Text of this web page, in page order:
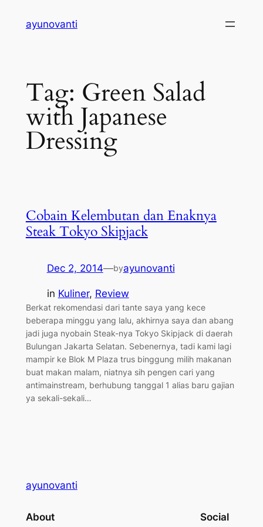
ayunovanti
Tag: Green Salad
with Japanese
Dressing
Cobain Kelembutan dan Enaknya
Steak Tokyo Skipjack
Dec 2, 2014—byayunovanti
in Kuliner, Review
Berkat rekomendasi dari tante saya yang kece
beberapa minggu yang lalu, akhirnya saya dan abang
jadi juga nyobain Steak-nya Tokyo Skipjack di daerah
Bulungan Jakarta Selatan. Sebenernya, tadi kami lagi
mampir ke Blok M Plaza trus binggung milih makanan
buat makan malam, niatnya sih pengen cari yang
antimainstream, berhubung tanggal 1 alias baru gajian
ya sekali-sekali…
ayunovanti
About Social